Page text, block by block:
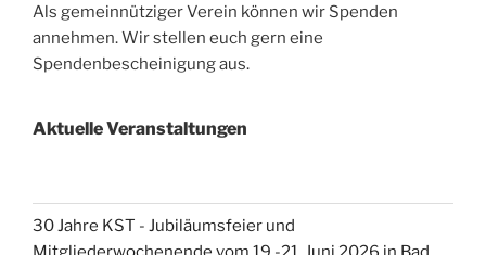
Als gemeinnütziger Verein können wir Spenden
annehmen. Wir stellen euch gern eine
Spendenbescheinigung aus.
Aktuelle Veranstaltungen
30 Jahre KST - Jubiläumsfeier und